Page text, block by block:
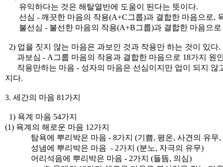
유익하다는 것은 해탈열반에 도움이 된다는 뜻이다.
선심 - 깨끗한 마음의 작용(A+C그룹)과 결합한 마음으로,
불선심 - 불선한 마음의 작용(A+B그룹)과 결합한 마음으
2) 업을 짓지 않는 마음은 과보인 것과 작용만 하는 것이 있
과보심 - A그룹 마음의 작용과 결합한 마음으로 18가지 원
작용만하는 마음 - 성자의 마음은 선심이지만 업이 되지 않
지다.
3. 세간의 마음 81가지
1) 욕계 마음 54가지
(1) 욕계의 해로운 마음 12가지
탐욕에 뿌리박은 마음 - 8가지 (기쁨, 평온, 사견의 유무,
성냄에 뿌리박은 마음 - 2가지 (분노, 자극의 유무)
어리석음에 뿌리박은 마음 - 2가지 (들뜸, 의심)